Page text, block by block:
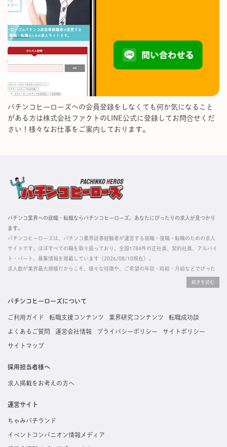
パチンコヒーローズへの会員登録をしなくても何か気になること
がある方は株式会社ファクトのLINE公式に登録してお問合せくだ
さい！様々なお仕事をご案内しております。
パチンコ業界への就職・転職ならパチンコヒーローズ。あなたにぴったりの求人が見つかり
ます。
パチンコヒーローズは、パチンコ業界従事経験者が運営する就職・復職・転職のための求人
サイトです。ほぼすべての職を取り扱っており、全国1784件の正社員、契約社員、アルバイ
ト・パート、募集情報を掲載しています（2026/08/10現在）。
求人数が業界最大規模だからこそ、様々な特徴や、ご希望の年収・時給・月給などでぴった
掲載している求人は、すべて契約法人様から寄せられた正規の求人情報です。応募いただい
た内容はすぐに直接事業所に届くためスムーズに転職・復職できます。
パチンコヒーローズについて
ご利用ガイド 転職支援コンテンツ 業界研究コンテンツ 転職成功談
よくあるご質問 運営会社情報 プライバシーポリシー サイトポリシー
サイトマップ
採用担当者様へ
求人掲載をお考えの方へ
運営サイト
ちゃみパチランド
イベントコンパニオン情報メディア